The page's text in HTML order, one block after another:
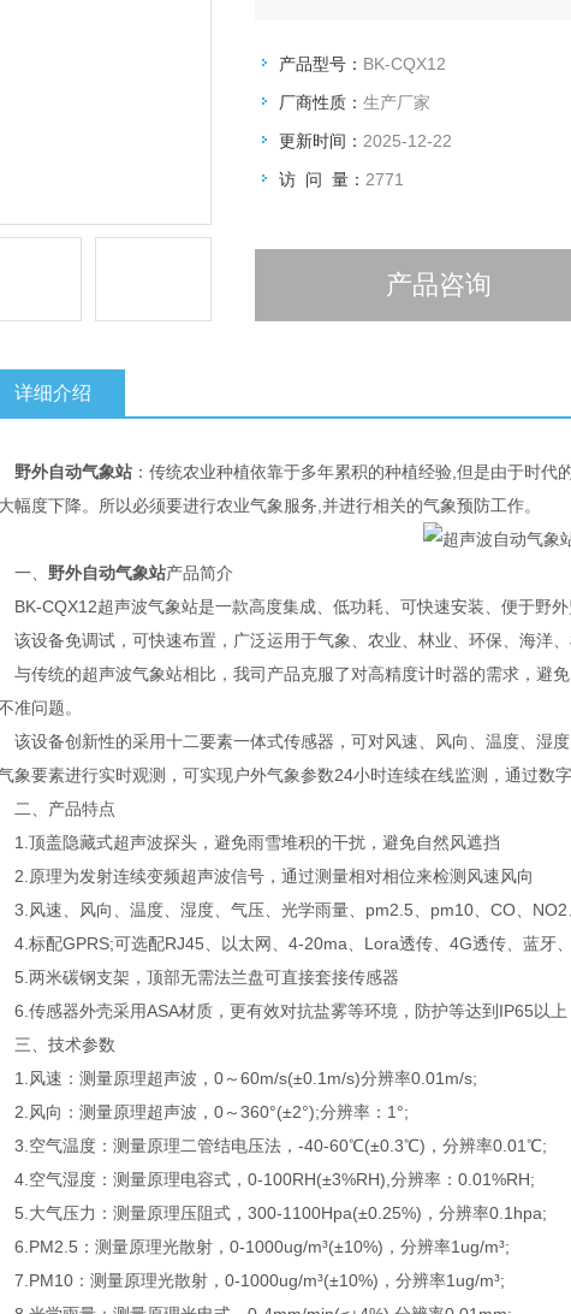
产品型号： BK-CQX12
厂商性质： 生产厂家
更新时间： 2025-12-22
访 问 量： 2771
产品咨询
详细介绍
野外自动气象站 ：传统农业种植依靠于多年累积的种植经验,但是由于时
幅度下降。所以必须要进行农业气象服务,并进行相关的气象预防工作。
、 野外自动气象站产品简介
CQX12超声波气象站是一款高度集成、低功耗、可快速安装、便于野外
设备免调试，可快速布置，广泛运用于气象、农业、林业、环保、海洋、
传统的超声波气象站相比，我司产品克服了对高精度计时器的需求，避免
准问题。
设备创新性的采用十二要素一体式传感器，可对风速、风向、温度、湿
象要素进行实时观测，可实现户外气象参数24小时连续在线监测，通过数
、产品特点
顶盖隐藏式超声波探头，避免雨雪堆积的干扰，避免自然风遮挡
原理为发射连续变频超声波信号，通过测量相对相位来检测风速风向
风速、风向、温度、湿度、气压、光学雨量、pm2.5、pm10、CO、NO2
标配GPRS;可选配RJ45、以太网、4-20ma、Lora透传、4G透传、蓝牙
两米碳钢支架，顶部无需法兰盘可直接套接传感器
传感器外壳采用ASA材质，更有效对抗盐雾等环境，防护等达到IP65以上
、技术参数
风速：测量原理超声波，0～60m/s(±0.1m/s)分辨率0.01m/s;
风向：测量原理超声波，0～360°(±2°);分辨率：1°;
空气温度：测量原理二管结电压法，-40-60℃(±0.3℃)，分辨率0.01℃;
空气湿度：测量原理电容式，0-100RH(±3%RH),分辨率：0.01%RH;
大气压力：测量原理压阻式，300-1100Hpa(±0.25%)，分辨率0.1hpa;
：测量原理光散射，0-1000ug/m³(±10%)，分辨率1ug/m³;
：测量原理光散射，0-1000ug/m³(±10%)，分辨率1ug/m³;